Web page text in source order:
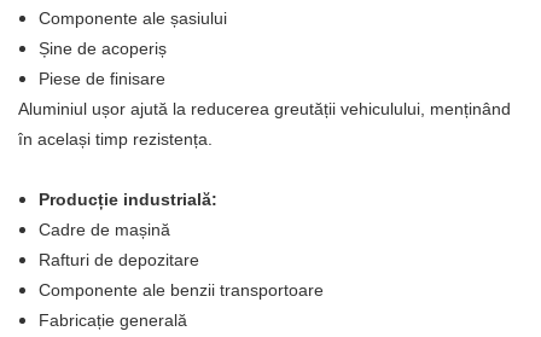
Componente ale șasiului
Șine de acoperiș
Piese de finisare
Aluminiul ușor ajută la reducerea greutății vehiculului, menținând
în același timp rezistența.
Producție industrială:
Cadre de mașină
Rafturi de depozitare
Componente ale benzii transportoare
Fabricație generală